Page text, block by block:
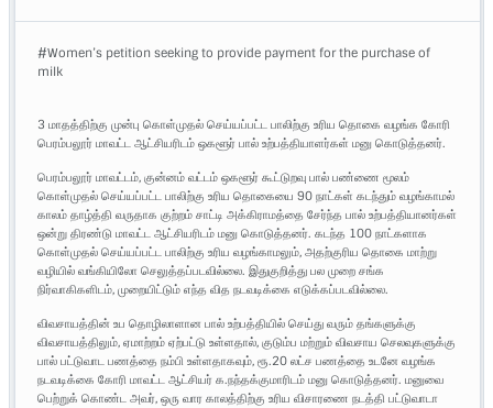
#Women’s petition seeking to provide payment for the purchase of
milk
3 மாதத்திற்கு முன்பு கொள்முதல் செய்யப்பட்ட பாலிற்கு உரிய தொகை வழங்க கோரி
பெரம்பலூர் மாவட்ட ஆட்சியரிடம் ஒகளூர் பால் உற்பத்தியாளர்கள் மனு கொடுத்தனர்.
பெரம்பலூர் மாவட்டம், குன்னம் வட்டம் ஒகளூர் கூட்டுறவு பால் பண்ணை மூலம்
கொள்முதல் செய்யப்பட்ட பாலிற்கு உரிய தொகையை 90 நாட்கள் கடந்தும் வழங்காமல்
காலம் தாழ்த்தி வருதாக குற்றம் சாட்டி அக்கிராமத்தை சேர்ந்த பால் உற்பத்தியானர்கள்
ஒன்று திரண்டு மாவட்ட ஆட்சியரிடம் மனு கொடுத்தனர். கடந்த 100 நாட்களாக
கொள்முதல் செய்யப்பட்ட பாலிற்கு உரிய வழங்காமலும், அதற்குரிய தொகை மாற்று
வழியில் வங்கியிலோ செலுத்தப்படவில்லை. இதுகுறித்து பல முறை சங்க
நிர்வாகிகளிடம், முறையிட்டும் எந்த வித நடவடிக்கை எடுக்கப்படவில்லை.
விவசாயத்தின் உப தொழிலாளான பால் உற்பத்தியில் செய்து வரும் தங்களுக்கு
விவசாயத்திலும், ஏமாற்றம் ஏற்பட்டு உள்ளதால், குடும்ப மற்றும் விவசாய செலவுகளுக்கு
பால் பட்டுவாட பணத்தை நம்பி உள்ளதாகவும், ரூ.20 லட்ச பணத்தை உடனே வழங்க
நடவடிக்கை கோரி மாவட்ட ஆட்சியர் க.நந்தக்குமாரிடம் மனு கொடுத்தனர். மனுவை
பெற்றுக் கொண்ட அவர், ஒரு வார காலத்திற்கு உரிய விசாரணை நடத்தி பட்டுவாடா